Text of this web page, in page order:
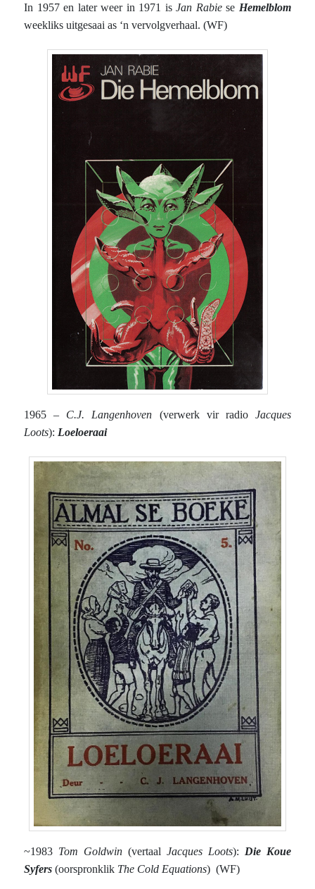
In 1957 en later weer in 1971 isJan Rabiese Hemelblom
weekliks uitgesaai as ‘n vervolgverhaal. (WF)
1965 – C.J. Langenhoven (verwerk vir radio Jacques
Loots): Loeloeraai
~1983 Tom Goldwin (vertaalJacques Loots): Die Koue
Syfers (oorspronklik The Cold Equations) (WF)